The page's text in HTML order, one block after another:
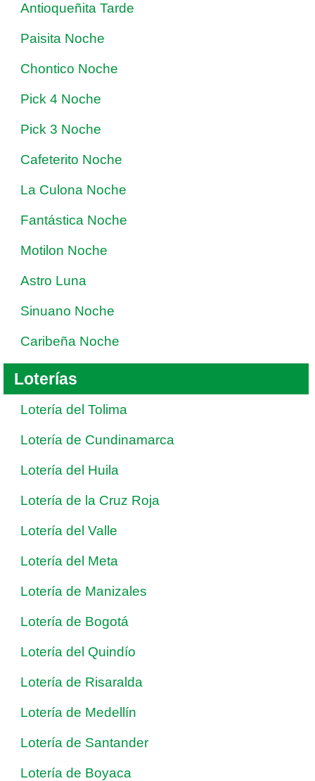
Antioqueñita Tarde
Paisita Noche
Chontico Noche
Pick 4 Noche
Pick 3 Noche
Cafeterito Noche
La Culona Noche
Fantástica Noche
Motilon Noche
Astro Luna
Sinuano Noche
Caribeña Noche
Loterías
Lotería del Tolima
Lotería de Cundinamarca
Lotería del Huila
Lotería de la Cruz Roja
Lotería del Valle
Lotería del Meta
Lotería de Manizales
Lotería de Bogotá
Lotería del Quindío
Lotería de Risaralda
Lotería de Medellín
Lotería de Santander
Lotería de Boyaca